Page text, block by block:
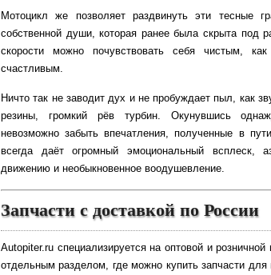
Мотоцикл же позволяет раздвинуть эти тесные
собственной души, которая ранее была скрыта под
скорости можно почувствовать себя чистым,
счастливым.
Ничто так не заводит дух и не пробуждает пыл, как
резины, громкий рёв турбин. Окунувшись
невозможно забыть впечатления, полученные в
всегда даёт огромный эмоциональный всплеск,
движению и необыкновенное воодушевление.
Запчасти с доставкой по России
Autopiter.ru специализируется на оптовой и розничной
отдельным разделом, где можно купить запчасти для